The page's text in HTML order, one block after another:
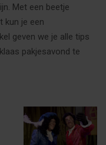
Met een beetje
kun je een
geven we je alle tips
pakjesavond te